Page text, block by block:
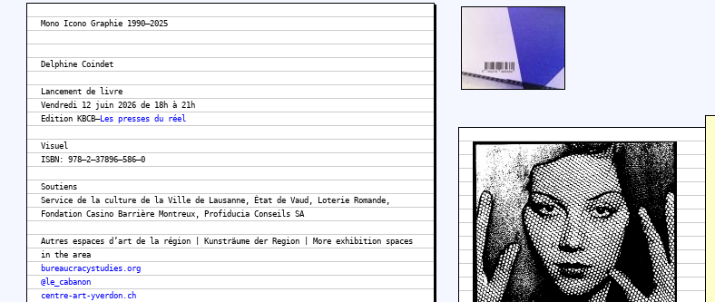
Mono Icono Graphie 1990–2025
Delphine Coindet
Lancement de livre
Vendredi 12 juin 2026 de 18h à 21h
Edition KBCB–Les presses du réel
Visuel
ISBN: 978–2–37896–586–0
Soutiens
Service de la culture de la Ville de Lausanne, État de Vaud, Loterie Romande,
Fondation Casino Barrière Montreux, Profiducia Conseils SA
Autres espaces d’art de la région | Kunsträume der Region | More exhibition spaces
in the area
bureaucracystudies.org
@le_cabanon
centre-art-yverdon.ch